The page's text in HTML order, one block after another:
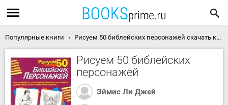
Популярные книги Рисуем 50 библейских персонажей скачать книгу
Рисуем 50 библейских
персонажей
Эймис Ли Джей